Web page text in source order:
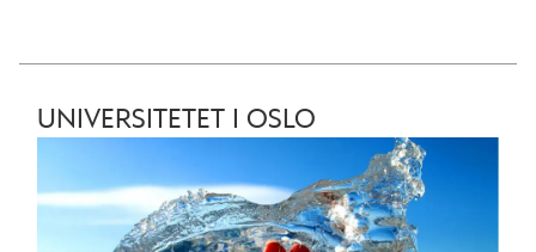
UNIVERSITETET I OSLO